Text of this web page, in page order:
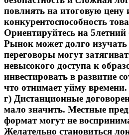
повлиять на итоговую цену
конкурентоспособность
Ориентируйтесь на 5летний
Рынок может долго изучать
переговоры могут
невысокого доступа к
инвестировать в развитие
что отнимает уйму времени.
г) Дистанционные
мало значить. Местные
формат могут не
Желательно становиться